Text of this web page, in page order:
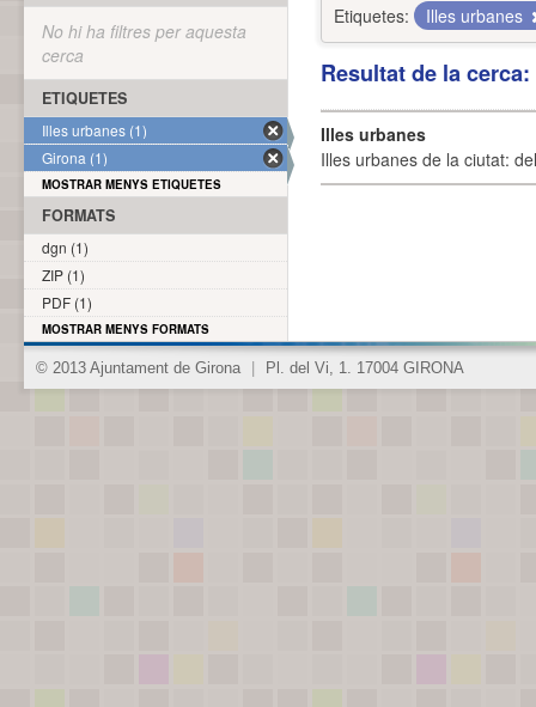
Etiquetes:
Illes urbanes
Resultat de la
Illes urbanes
Illes urbanes de la ciutat:
No hi ha filtres per aquesta
cerca
ETIQUETES
Illes urbanes (1)
Girona (1)
MOSTRAR MENYS ETIQUETES
FORMATS
dgn (1)
ZIP (1)
PDF (1)
MOSTRAR MENYS FORMATS
© 2013 Ajuntament de Girona Pl. del Vi, 1. 17004 GIRONA